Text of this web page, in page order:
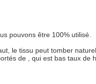
pouvons être 100% utilisé.
le tissu peut tomber
de , qui est bas taux de